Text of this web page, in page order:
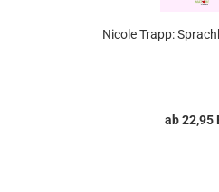
Nicole Trapp:
ab 22,95